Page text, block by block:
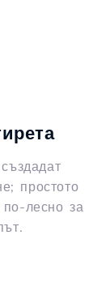
простото
лесно за